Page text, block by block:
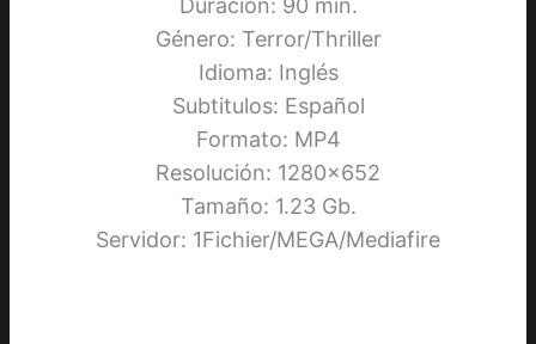
Duración: 90 min.
Género: Terror/Thriller
Idioma: Inglés
Subtitulos: Español
Formato: MP4
Resolución: 1280×652
Tamaño: 1.23 Gb.
Servidor: 1Fichier/MEGA/Mediafire